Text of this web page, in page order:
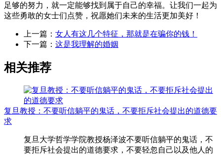
足够的努力，就一定能够找到属于自己的幸福。让我们一起为
这些勇敢的女士们点赞，祝愿她们未来的生活更加美好！
上一篇： 女人有这几个特征，那就是在骗你的钱！
下一篇： 这是我理解的婚姻
相关推荐
复旦教授：不要听信躺平的鬼话，不要拒斥社会提出的道德要
求
复旦大学哲学学院教授杨泽波不要听信躺平的鬼话，不
要拒斥社会提出的道德要求，不要轻忽自己以及他人的